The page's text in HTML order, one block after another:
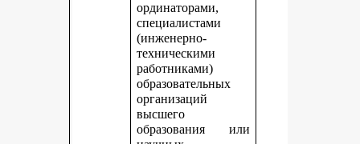
ординаторами,
специалистами
(инженерно-
техническими
работниками)
образовательных
организаций
высшего
образования или